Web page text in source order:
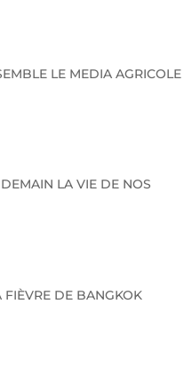
LE MEDIA AGRICOLE
LA VIE DE NOS
FIÈVRE DE BANGKOK